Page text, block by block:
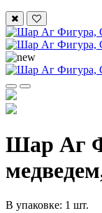
Шар Аг
В упаковке: 1 шт.